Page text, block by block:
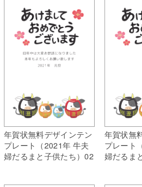
年賀状無料デザインテン
プレート（2021年 牛夫
婦だるまと子供たち）02
年賀状無
プレート
婦だるま